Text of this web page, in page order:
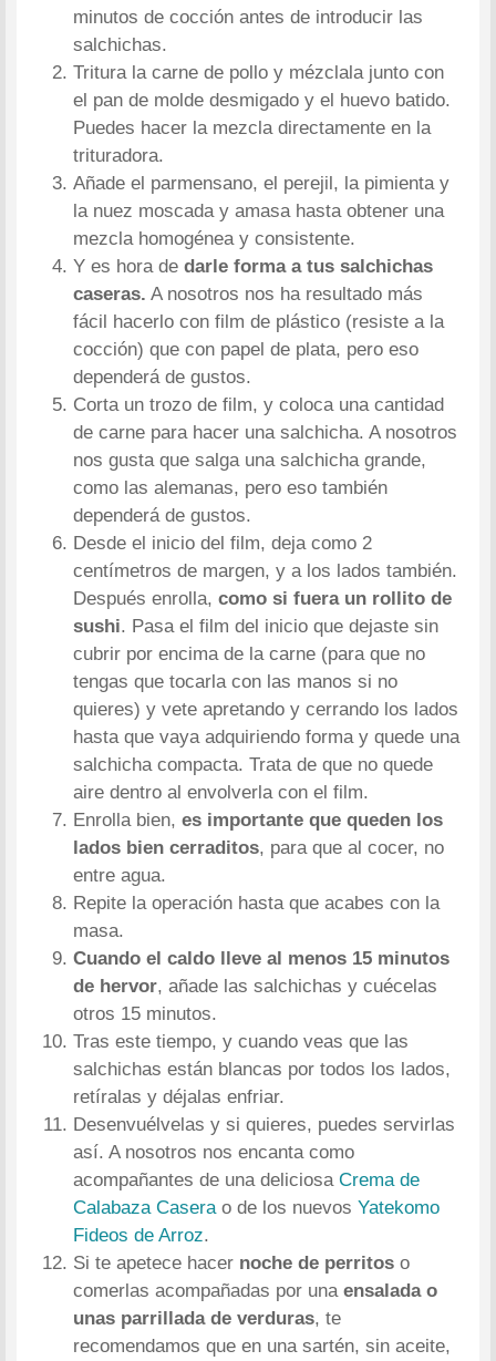
minutos de cocción antes de introducir las
salchichas.
Tritura la carne de pollo y mézclala junto con
el pan de molde desmigado y el huevo batido.
Puedes hacer la mezcla directamente en la
trituradora.
Añade el parmensano, el perejil, la pimienta y
la nuez moscada y amasa hasta obtener una
mezcla homogénea y consistente.
Y es hora de darle forma a tus salchichas
caseras. A nosotros nos ha resultado más
fácil hacerlo con film de plástico (resiste a la
cocción) que con papel de plata, pero eso
dependerá de gustos.
Corta un trozo de film, y coloca una cantidad
de carne para hacer una salchicha. A nosotros
nos gusta que salga una salchicha grande,
como las alemanas, pero eso también
dependerá de gustos.
Desde el inicio del film, deja como 2
centímetros de margen, y a los lados también.
Después enrolla,como si fuera un rollito de
sushi. Pasa el film del inicio que dejaste sin
cubrir por encima de la carne (para que no
tengas que tocarla con las manos si no
quieres) y vete apretando y cerrando los lados
hasta que vaya adquiriendo forma y quede una
salchicha compacta. Trata de que no quede
aire dentro al envolverla con el film.
Enrolla bien,es importante que queden los
lados bien cerraditos, para que al cocer, no
entre agua.
Repite la operación hasta que acabes con la
masa.
Cuando el caldo lleve al menos 15 minutos
de hervor, añade las salchichas y cuécelas
otros 15 minutos.
Tras este tiempo, y cuando veas que las
salchichas están blancas por todos los lados,
retíralas y déjalas enfriar.
Desenvuélvelas y si quieres, puedes servirlas
así. A nosotros nos encanta como
acompañantes de una deliciosaCrema de
Calabaza Casera o de los nuevosYatekomo
Fideos de Arroz.
Si te apetece hacer noche de perritos o
comerlas acompañadas por unaensalada o
unas parrillada de verduras, te
recomendamos que en una sartén, sin aceite,